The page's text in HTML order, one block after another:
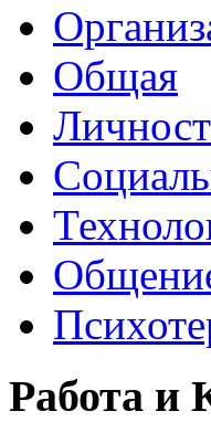
Общая
Работа и